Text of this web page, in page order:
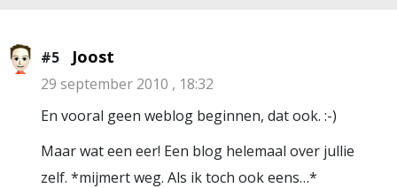
#5 Joost
29 september 2010 , 18:32
En vooral geen weblog beginnen, dat ook. :-)
Maar wat een eer! Een blog helemaal over jullie
zelf. *mijmert weg. Als ik toch ook eens…*